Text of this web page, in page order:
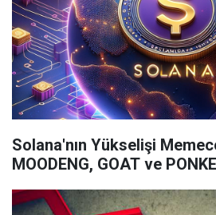
Solana'nın Yükselişi
MOODENG, GOAT ve